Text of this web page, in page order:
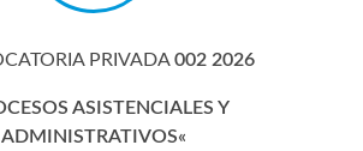
PRIVADA002 2026
ASISTENCIALES Y
ADMINISTRATIVOS«